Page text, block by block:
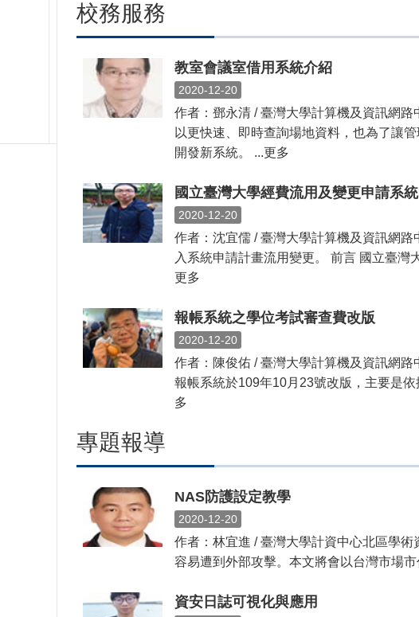
校務服務
教室會議室借用系統介紹
2020-12-20
作者：鄧永清 / 臺灣大學計算機及資訊網
以更快速、即時查詢場地資料，也為了讓
開發新系統。 ...更多
國立臺灣大學經費流用及變更申請系
2020-12-20
作者：沈宜儒 / 臺灣大學計算機及資訊網
入系統申請計畫流用變更。 前言 國立臺
更多
報帳系統之學位考試審查費改版
2020-12-20
作者：陳俊佑 / 臺灣大學計算機及資訊網
報帳系統於109年10月23號改版，主要是
多
專題報導
NAS防護設定教學
2020-12-20
作者：林宜進 / 臺灣大學計資中心北區學
容易遭到外部攻擊。本文將會以台灣市場
資安日誌可視化與應用